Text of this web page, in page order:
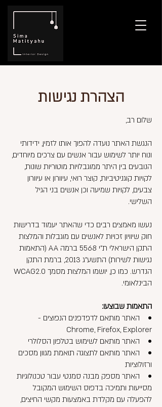
הצהרת נגישות
שלום רב,
הנגשת האתר נועדה להפוך אותו לזמין, ידידותי
ונוח יותר לשימוש עבור אנשים עם צרכים מיוחדים,
הנובעים בין היתר ממוגבלויות מוטוריות שונות,
לקויות קוגניטיביות, קוצר רואי, עיוורון או עיוורון
צבעים, לקויות שמיעה וכן אנשים בני הגיל
השלישי.
נעשו מאמצים רבים כדי שהאתר יעמוד בדרישות
חוק שיוויון זכויות לאנשים עם מוגבלות והמלצות
התקן הישראלי ת"י 5568 ברמה AA (התאמות
נגישות לשירות) התשע"ג 2013, ברמת התקן
הנדרש. כמו כן, יושמו המלצות מסמך WCAG2.0
הבינלאומי.
התאמות שבוצעו:
• האתר מותאם לדפדפנים הנפוצים -
Chrome, Firefox, Explorer
• האתר מותאם לשימוש בטלפון הסלולרי
• האתר מותאם לתצוגה תואמת מגוון מסכים
ורזולוציות
• האתר מספק מבנה סמנטי עבור טכנולוגיות
מסייעות ותמיכה בדפוס השימוש המקובל
להפעלה עם מקלדת באמצעות מקשי החיצים,